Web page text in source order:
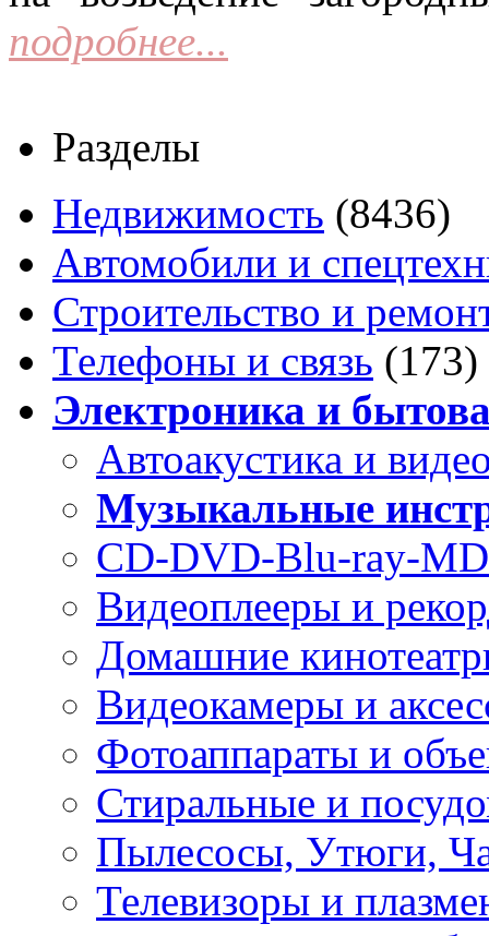
подробнее...
Разделы
Недвижимость (8436)
Автомобили и
Строительство и
Телефоны и связь (173)
Электроника и
Автоакустика и
Музыкальные
CD-DVD-Blu-ray-
Видеоплееры и
Домашние
Видеокамеры и
Фотоаппараты и
Стиральные и
Пылесосы, Утюги,
Телевизоры и